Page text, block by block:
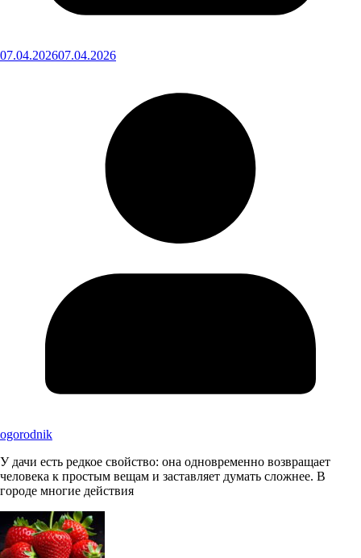
07.04.202607.04.2026
ogorodnik
У дачи есть редкое свойство: она одновременно возвращает
человека к простым вещам и заставляет думать сложнее. В
городе многие действия